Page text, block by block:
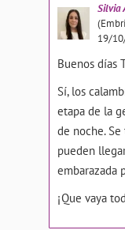
Silvia
19/
Buenos días
Sí, los
etapa de la
de noche.
pueden
embarazada
¡Que vaya